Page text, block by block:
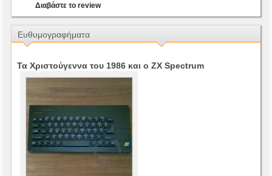
Διαβάστε το review
Ευθυμογραφήματα
Τα Χριστούγεννα του 1986 και ο ZX Spectrum